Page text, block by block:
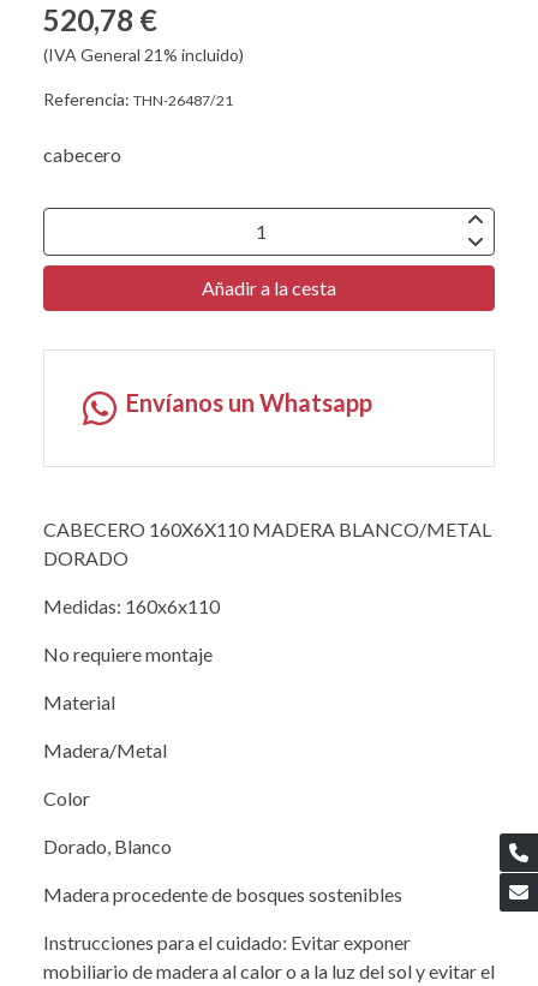
520,78 €
(IVA General 21% incluido)
Referencia: THN-26487/21
cabecero
Añadir a la cesta
Envíanos un Whatsapp
CABECERO 160X6X110 MADERA BLANCO/METAL
DORADO
Medidas: 160x6x110
No requiere montaje
Material
Madera/Metal
Color
Dorado, Blanco
Madera procedente de bosques sostenibles
Instrucciones para el cuidado: Evitar exponer
mobiliario de madera al calor o a la luz del sol y evitar el